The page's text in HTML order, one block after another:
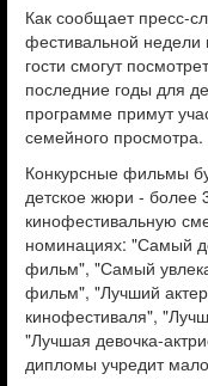
Как сообщает пресс-
фестивальной
гости смогут
последние годы для
программе примут
семейного просмотра.
Конкурсные фильмы
детское жюри - более
кинофестивальную
номинациях: "Самый
фильм", "Самый
фильм", "Лучший
кинофестиваля",
"Лучшая девочка-
дипломы учредит